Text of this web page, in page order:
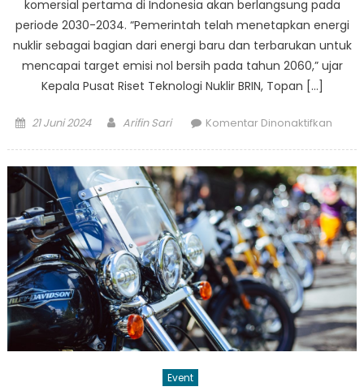
komersial pertama di Indonesia akan berlangsung pada
periode 2030-2034. “Pemerintah telah menetapkan energi
nuklir sebagai bagian dari energi baru dan terbarukan untuk
mencapai target emisi nol bersih pada tahun 2060,” ujar
Kepala Pusat Riset Teknologi Nuklir BRIN, Topan […]
Posted
21 Juni 2024 Author
Arifin Sari Komentar Dinonaktifkan
PLTN
di
Event